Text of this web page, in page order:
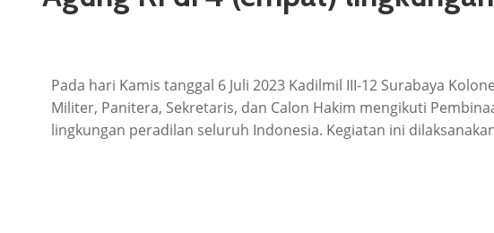
Pada hari Kamis tanggal 6 Juli 2023 Kadilmil III-12 Surabaya
Militer, Panitera, Sekretaris, dan Calon Hakim mengikuti
lingkungan peradilan seluruh Indonesia. Kegiatan ini